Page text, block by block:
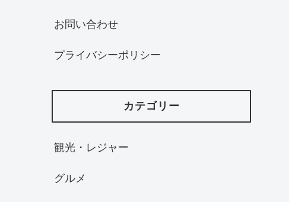
お問い合わせ
プライバシーポリシー
カテゴリー
観光・レジャー
グルメ